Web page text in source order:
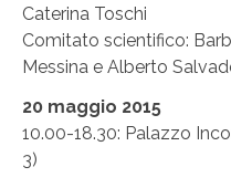
Caterina Toschi
Comitato scientifico:
Messina e Alberto
20 maggio 2015
10.00-18.30: Palazzo
3)